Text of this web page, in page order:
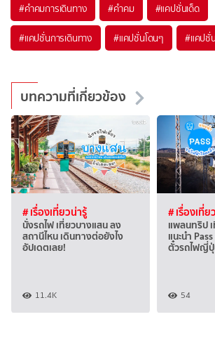
#คำคมการเดินทาง #คำคม #แคปชั่นเด็ด
#แคปชั่นการเดินทาง #แคปชั่นโดนๆ #แคปชั่
บทความที่เกี่ยวข้อง
# เรื่องเที่ยวน่ารู้
นั่งรถไฟ เที่ยวบางแสน ลง
สถานีไหน เดินทางต่อยังไง
อัปเดตเลย!
11.4K
# เรื่องเที่ย
แพลนทริป เ
แนะนำ
ตั๋วรถไฟญี่ปุ่
54